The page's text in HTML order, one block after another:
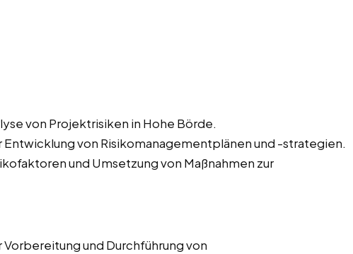
von Projektrisiken in Hohe Börde.
von Risikomanagementplänen und -strategien.
und Umsetzung von Maßnahmen zur
und Durchführung von